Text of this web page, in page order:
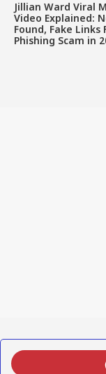
Jillian Ward Viral
Video Explained:
Found, Fake Links
Phishing Scam in